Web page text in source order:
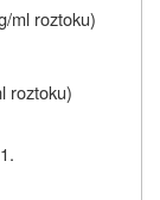
ml roztoku)
roztoku)